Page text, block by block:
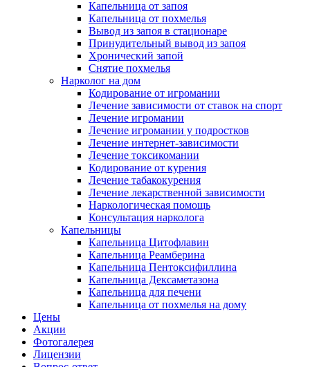
Капельница от запоя
Капельница от похмелья
Вывод из запоя в стационаре
Принудительный вывод из запоя
Хронический запой
Снятие похмелья
Нарколог на дом
Кодирование от игромании
Лечение зависимости от ставок на спорт
Лечение игромании
Лечение игромании у подростков
Лечение интернет-зависимости
Лечение токсикомании
Кодирование от курения
Лечение табакокурения
Лечение лекарственной зависимости
Наркологическая помощь
Консультация нарколога
Капельницы
Капельница Цитофлавин
Капельница Реамберина
Капельница Пентоксифиллина
Капельница Дексаметазона
Капельница для печени
Капельница от похмелья на дому
Цены
Акции
Фотогалерея
Лицензии